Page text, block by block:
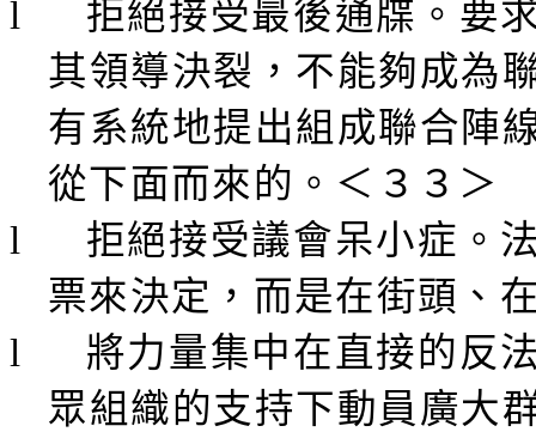
l
拒絕接受最後通牒。要
其領導決裂，不能夠成為
有系統地提出組成聯合陣
從下面而來的。＜３３＞
l
拒絕接受議會呆小症。
票來決定，而是在街頭、
l
將力量集中在直接的反
眾組織的支持下動員廣大